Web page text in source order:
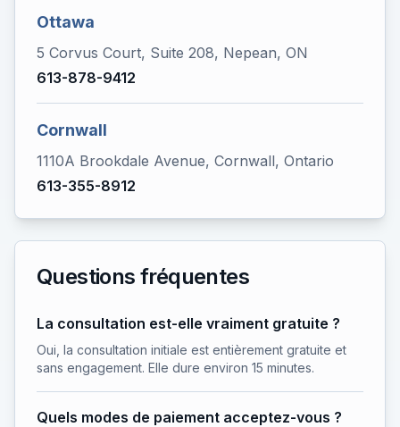
Ottawa
5 Corvus Court, Suite 208, Nepean, ON
613-878-9412
Cornwall
1110A Brookdale Avenue, Cornwall, Ontario
613-355-8912
Questions fréquentes
La consultation est-elle vraiment gratuite ?
Oui, la consultation initiale est entièrement gratuite et
sans engagement. Elle dure environ 15 minutes.
Quels modes de paiement acceptez-vous ?